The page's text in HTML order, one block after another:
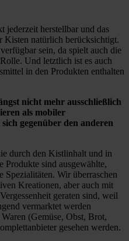
jederzeit herstellbar und das
Kisten natürlich berücksichtigt.
sein, da spielt auch die
Und letztlich ist es auch
in den Produkten enthalten
nicht mehr ausschließlich
als mobiler
gegenüber den anderen
durch den Kistlinhalt und in
Produkte sind ausgewählte,
Spezialitäten. Wir überraschen
Kreationen, aber auch mit
geraten sind, weil
vermarktet werden
(Gemüse, Obst, Brot,
gesehen werden.